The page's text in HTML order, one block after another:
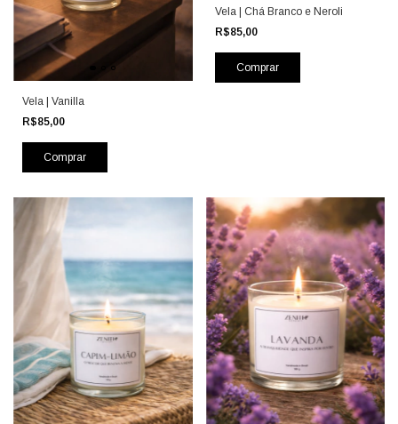
Vela | Vanilla
R$85,00
Vela | Chá Branco e Neroli
R$85,00